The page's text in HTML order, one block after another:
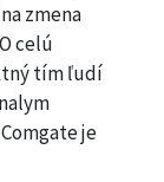
zmena
celú
tím ľudí
je